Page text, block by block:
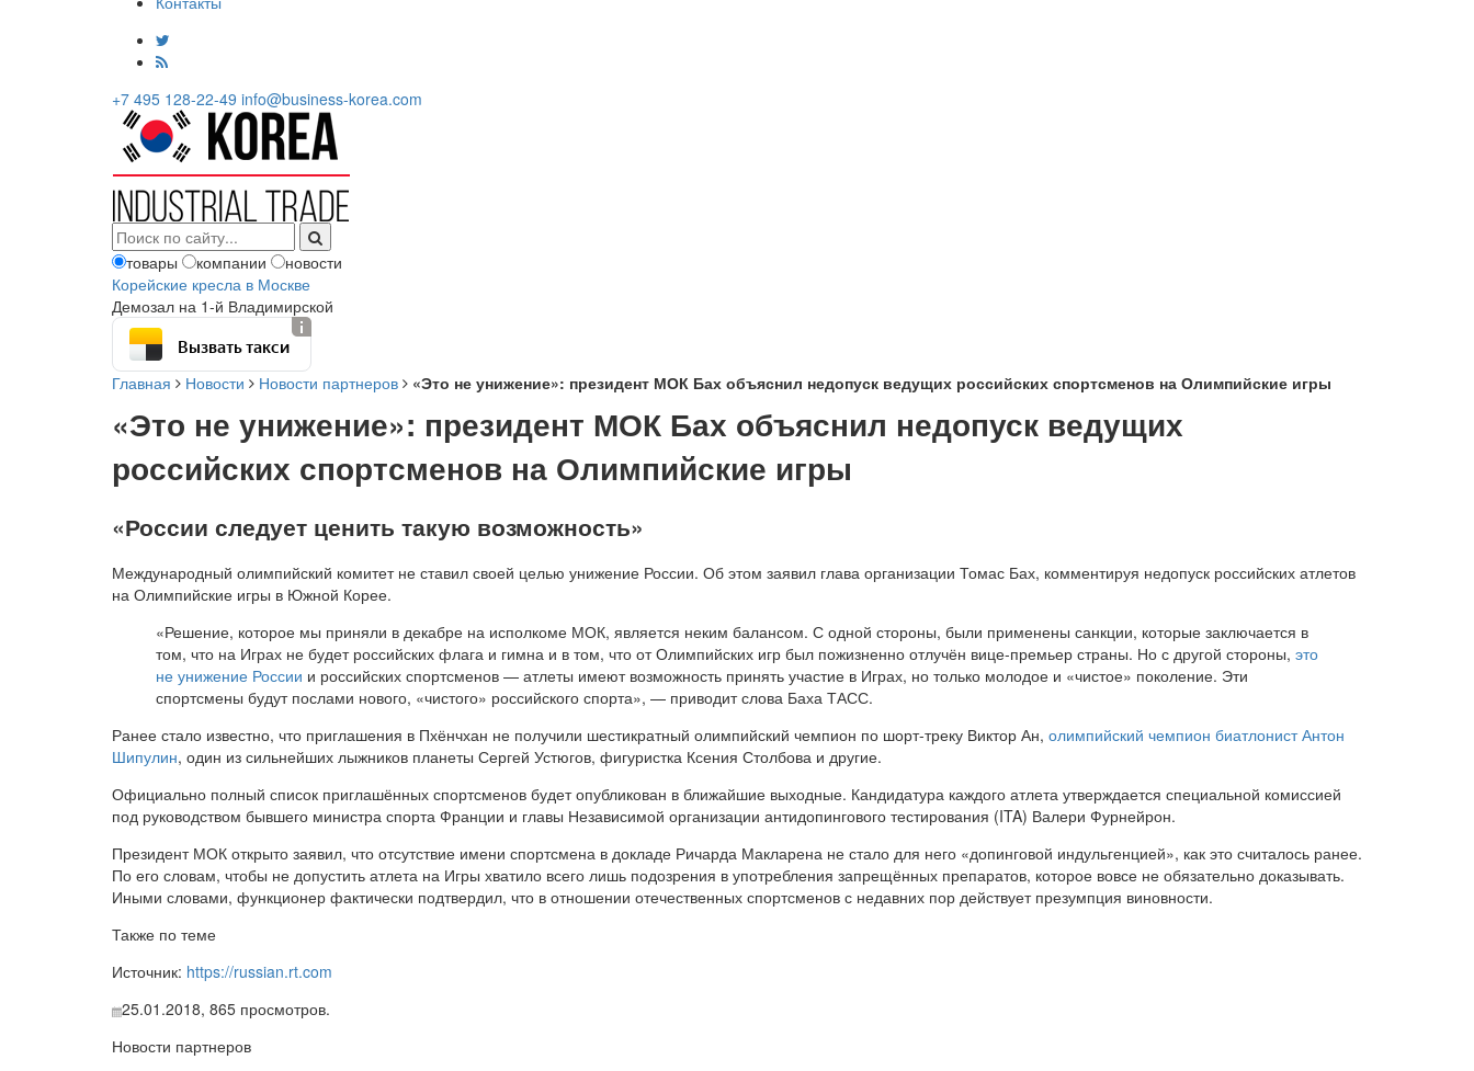
+7 495 128-22-49 info@business-korea.com
товары компании
новости
Корейские кресла в Москве
Демозал на 1-й Владимирской
Вызвать такси
Главная Новости Новости партнеров «Это не унижение»: президент МОК Бах объяснил недопуск ведущих российских спортсменов на Олимпийские игры
«Это не унижение»: президент МОК Бах объяснил недопуск ведущих
российских спортсменов на Олимпийские игры
«России следует ценить такую возможность»
Международный олимпийский комитет не ставил своей целью унижение России. Об этом заявил глава организации Томас Бах, комментируя недопуск российских атлетов
на Олимпийские игры в Южной Корее.
«Решение, которое мы приняли в декабре на исполкоме МОК, является неким балансом. С одной стороны, были применены санкции, которые заключается в
том, что на Играх не будет российских флага и гимна и в том, что от Олимпийских игр был пожизненно отлучён вице-премьер страны. Но с другой стороны, это
не унижение России и российских спортсменов — атлеты имеют возможность принять участие в Играх, но только молодое и «чистое» поколение. Эти
спортсмены будут послами нового, «чистого» российского спорта», — приводит слова Баха ТАСС.
Ранее стало известно, что приглашения в Пхёнчхан не получили шестикратный олимпийский чемпион по шорт-треку Виктор Ан, олимпийский чемпион биатлонист Антон
Шипулин, один из сильнейших лыжников планеты Сергей Устюгов, фигуристка Ксения Столбова и другие.
Официально полный список приглашённых спортсменов будет опубликован в ближайшие выходные. Кандидатура каждого атлета утверждается специальной комиссией
под руководством бывшего министра спорта Франции и главы Независимой организации антидопингового тестирования (ITA) Валери Фурнейрон.
Президент МОК открыто заявил, что отсутствие имени спортсмена в докладе Ричарда Макларена не стало для него «допинговой индульгенцией», как это считалось ранее.
По его словам, чтобы не допустить атлета на Игры хватило всего лишь подозрения в употребления запрещённых препаратов, которое вовсе не обязательно доказывать.
Иными словами, функционер фактически подтвердил, что в отношении отечественных спортсменов с недавних пор действует презумпция виновности.
Также по теме
Источник: https://russian.rt.com
25.01.2018, 865 просмотров.
Новости партнеров